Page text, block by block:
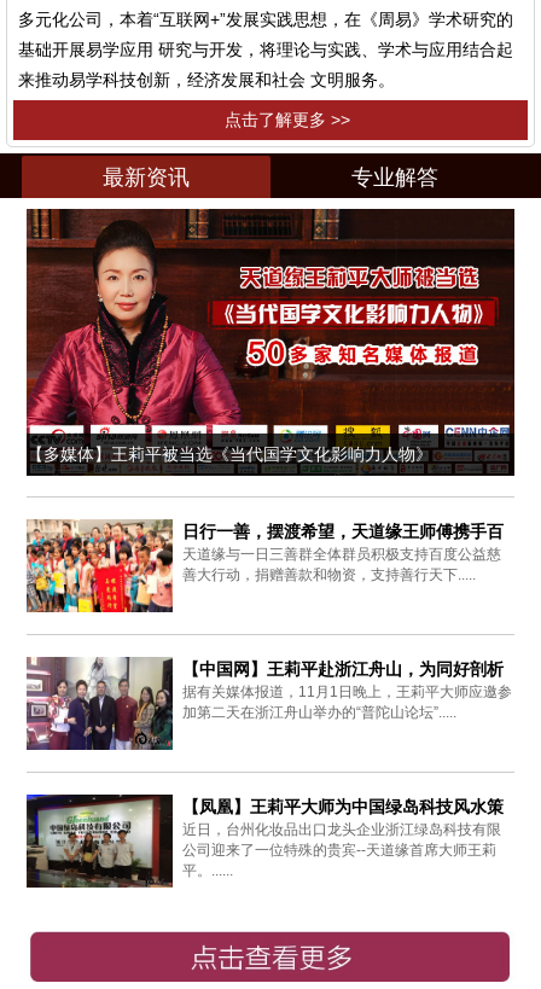
多元化公司，本着“互联网+”发展实践思想，在《周易》学术研究的
基础开展易学应用 研究与开发，将理论与实践、学术与应用结合起
来推动易学科技创新，经济发展和社会 文明服务。
点击了解更多 >>
最新资讯 专业解答
【多媒体】王莉平被当选《当代国学文化影响力人物》
日行一善，摆渡希望，天道缘王师傅携手百
度爱心同行
天道缘与一日三善群全体群员积极支持百度公益慈
善大行动，捐赠善款和物资，支持善行天下.....
【中国网】王莉平赴浙江舟山，为同好剖析
周易思想
据有关媒体报道，11月1日晚上，王莉平大师应邀参
加第二天在浙江舟山举办的“普陀山论坛”.....
【凤凰】王莉平大师为中国绿岛科技风水策
划布局
近日，台州化妆品出口龙头企业浙江绿岛科技有限
公司迎来了一位特殊的贵宾--天道缘首席大师王莉
平。......